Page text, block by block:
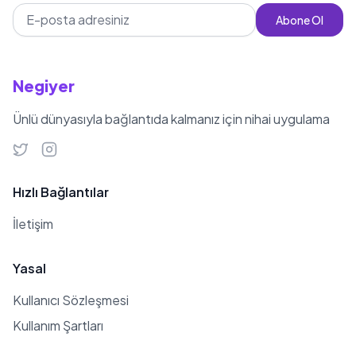
Abone Ol
Negiyer
Ünlü dünyasıyla bağlantıda kalmanız için nihai uygulama
Hızlı Bağlantılar
İletişim
Yasal
Kullanıcı Sözleşmesi
Kullanım Şartları